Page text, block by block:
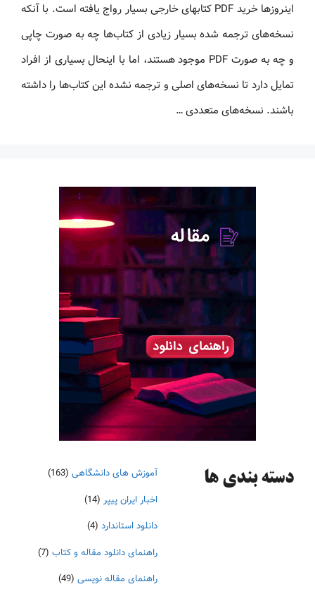
اینروزها خرید PDF کتاب‎های خارجی بسیار رواج یافته است. با آنکه
نسخه‌های ترجمه شده بسیار زیادی از کتاب‌ها چه به صورت چاپی
و چه به صورت PDF موجود هستند، اما با اینحال بسیاری از افراد
تمایل دارد تا نسخه‌های اصلی و ترجمه نشده این کتاب‌ها را داشته
باشند. نسخه‌های متعددی …
دسته‌ بندی ها آموزش های دانشگاهی (163)
اخبار ایران پیپر (14)
دانلود استاندارد (4)
راهنمای دانلود مقاله و کتاب (7)
راهنمای مقاله نویسی (49)